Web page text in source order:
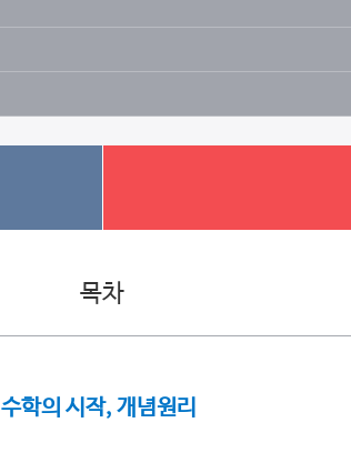
목차
수학의 시작, 개념원리